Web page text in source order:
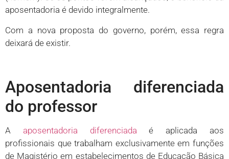
aposentadoria é devido integralmente.
Com a nova proposta do governo, porém, essa regra
deixará de existir.
Aposentadoria diferenciada
do professor
A aposentadoria diferenciada é aplicada aos
profissionais que trabalham exclusivamente em funções
de Magistério em estabelecimentos de Educação Básica